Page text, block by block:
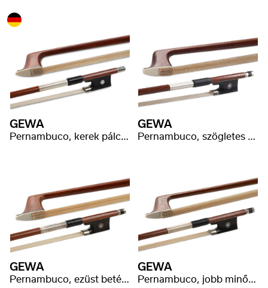
GEWA
Pernambuco, kerek pálca, válogatott minőség
GEWA
Pernambuco, szögletes pálca, jó minőségű
GEWA
Pernambuco, ezüst betét, három részes ezüst lábacska
GEWA
Pernambuco, jobb minőség